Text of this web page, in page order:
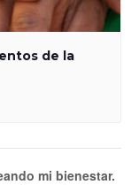
de la
mi bienestar.